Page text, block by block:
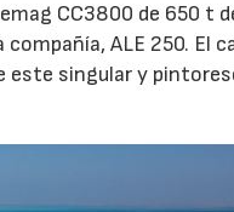
CC3800 de 650 t
ALE 250. El
singular y